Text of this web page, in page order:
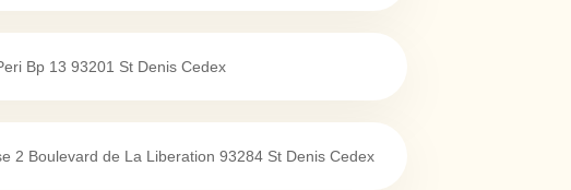
Bp 13 93201 St Denis Cedex
2 Boulevard de La Liberation 93284 St Denis Cedex